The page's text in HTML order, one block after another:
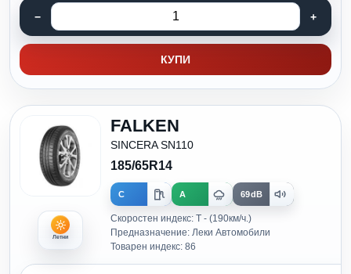
КУПИ
Летни
FALKEN
SINCERA SN110
185/65R14
C A 69dB
Скоростен индекс: T - (190км/ч.)
Предназначение: Леки Автомобили
Товарен индекс: 86